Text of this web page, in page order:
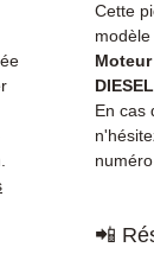
sur
reste
Cette
DIESEL
En cas
📲